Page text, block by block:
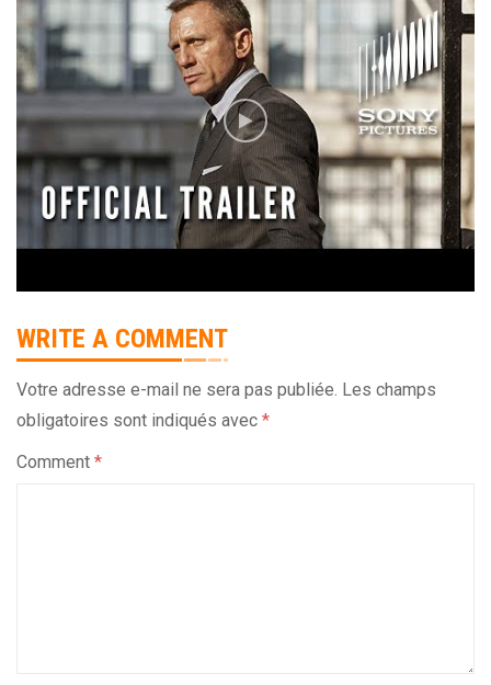
WRITE A COMMENT
Votre adresse e-mail ne sera pas publiée. Les champs
obligatoires sont indiqués avec *
Comment *